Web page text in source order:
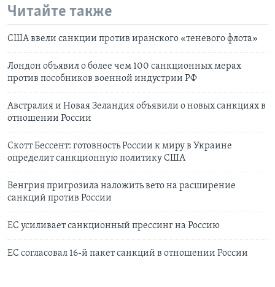
Читайте также
США ввели санкции против иранского «теневого флота»
Лондон объявил о более чем 100 санкционных мерах
против пособников военной индустрии РФ
Австралия и Новая Зеландия объявили о новых санкциях в
отношении России
Скотт Бессент: готовность России к миру в Украине
определит санкционную политику США
Венгрия пригрозила наложить вето на расширение
санкций против России
ЕС усиливает санкционный прессинг на Россию
ЕС согласовал 16-й пакет санкций в отношении России